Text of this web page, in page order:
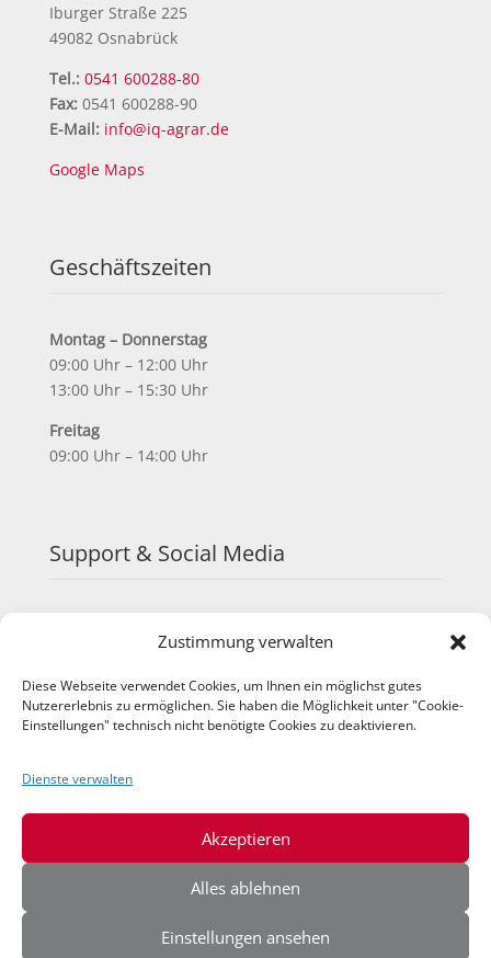
Zustimmung verwalten
Diese Webseite verwendet Cookies, um Ihnen ein möglichst gutes
Nutzererlebnis zu ermöglichen. Sie haben die Möglichkeit unter "Cookie-
Einstellungen" technisch nicht benötigte Cookies zu deaktivieren.
Dienste verwalten
Akzeptieren
Alles ablehnen
Einstellungen ansehen
Iburger Straße 225
49082 Osnabrück
Tel.: 0541 600288-80
Fax:0541 600288-90
E-Mail: info@iq-agrar.de
Google Maps
Geschäftszeiten
Montag – Donnerstag
09:00 Uhr – 12:00 Uhr
13:00 Uhr – 15:30 Uhr
Freitag
09:00 Uhr – 14:00 Uhr
Support & Social Media
YouTube
Instagram